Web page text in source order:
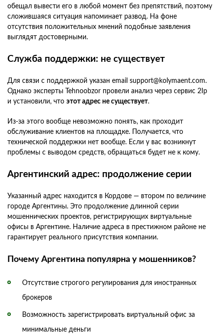
обещал вывести его в любой момент без препятствий, поэтому
сложившаяся ситуация напоминает развод. На фоне
отсутствия положительных мнений подобные заявления
выглядят достоверными.
Служба поддержки: не существует
Для связи с поддержкой указан email support@kolymaent.com.
Однако эксперты Tehnoobzor провели анализ через сервис 2Ip
и установили, что этот адрес не существует.
Из-за этого вообще невозможно понять, как проходит
обслуживание клиентов на площадке. Получается, что
технической поддержки нет вообще. Если у вас возникнут
проблемы с выводом средств, обращаться будет не к кому.
Аргентинский адрес: продолжение серии
Указанный адрес находится в Кордове — втором по величине
городе Аргентины. Это продолжение длинной серии
мошеннических проектов, регистрирующих виртуальные
офисы в Аргентине. Наличие адреса в престижном районе не
гарантирует реального присутствия компании.
Почему Аргентина популярна у мошенников?
Отсутствие строгого регулирования для иностранных
брокеров
Возможность зарегистрировать виртуальный офис за
минимальные деньги